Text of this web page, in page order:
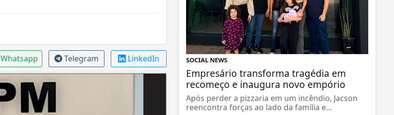
Whatsapp Telegram LinkedIn SOCIAL NEWS
Empresário transforma tragédia em
recomeço e inaugura novo empório
Após perder a pizzaria em um incêndio, Jacson
reencontra forças ao lado da família e...